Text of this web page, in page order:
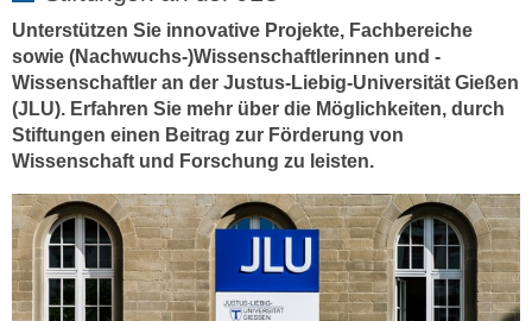
Unterstützen Sie innovative Projekte, Fachbereiche
sowie (Nachwuchs-)Wissenschaftlerinnen und -
Wissenschaftler an der Justus-Liebig-Universität Gießen
(JLU). Erfahren Sie mehr über die Möglichkeiten, durch
Stiftungen einen Beitrag zur Förderung von
Wissenschaft und Forschung zu leisten.